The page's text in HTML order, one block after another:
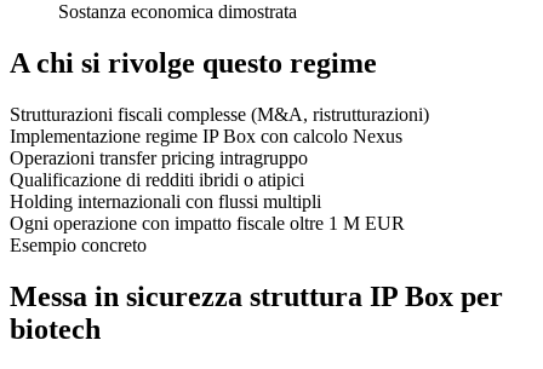
Sostanza economica dimostrata
A chi si rivolge questo regime
Strutturazioni fiscali complesse (M&A, ristrutturazioni)
Implementazione regime IP Box con calcolo Nexus
Operazioni transfer pricing intragruppo
Qualificazione di redditi ibridi o atipici
Holding internazionali con flussi multipli
Ogni operazione con impatto fiscale oltre 1 M EUR
Esempio concreto
Messa in sicurezza struttura IP Box per
biotech